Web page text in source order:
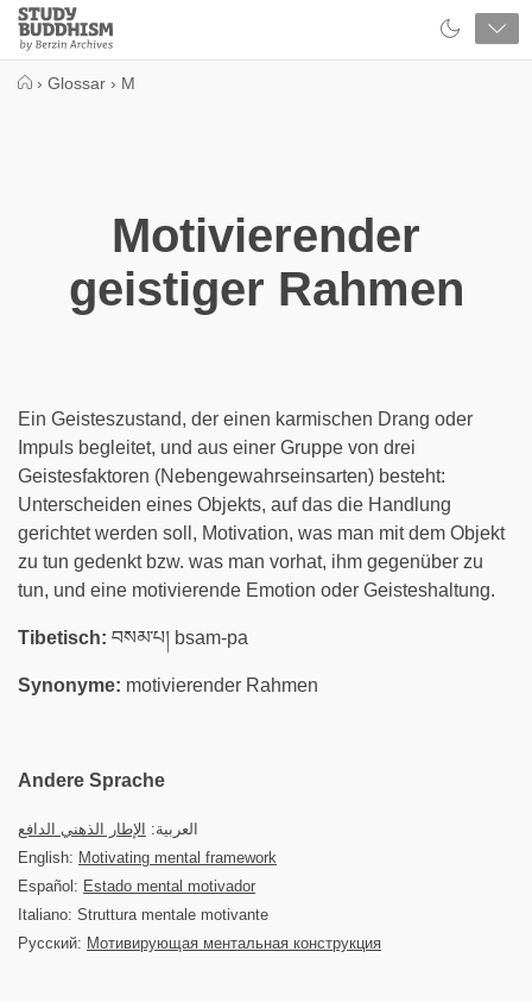
Close
Study
Buddhism
› Glossar › M
Motivierender
geistiger Rahmen
Ein Geisteszustand, der einen karmischen Drang oder
Impuls begleitet, und aus einer Gruppe von drei
Geistesfaktoren (Nebengewahrseinsarten) besteht:
Unterscheiden eines Objekts, auf das die Handlung
gerichtet werden soll, Motivation, was man mit dem Objekt
zu tun gedenkt bzw. was man vorhat, ihm gegenüber zu
tun, und eine motivierende Emotion oder Geisteshaltung.
Tibetisch: བསམ་པ། bsam-pa
Synonyme: motivierender Rahmen
Andere Sprache
العربية:
الإطار الذهني الدافع
English: Motivating mental framework
Español: Estado mental motivador
Italiano: Struttura mentale motivante
Русский: Мотивирующая ментальная конструкция